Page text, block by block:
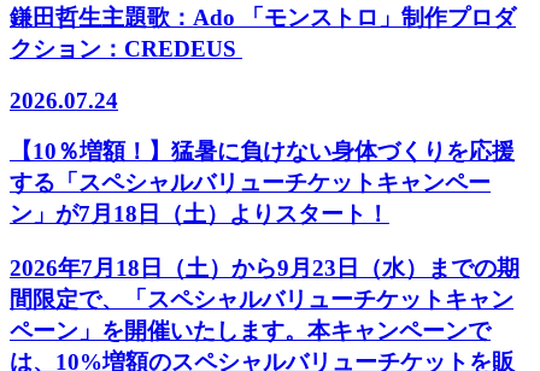
鎌田哲生主題歌：Ado 「モンストロ」制作プロダ
クション：CREDEUS
2026.07.24
【10％増額！】猛暑に負けない身体づくりを応援
する「スペシャルバリューチケットキャンペー
ン」が7月18日（土）よりスタート！
2026年7月18日（土）から9月23日（水）までの期
間限定で、「スペシャルバリューチケットキャン
ペーン」を開催いたします。本キャンペーンで
は、10%増額のスペシャルバリューチケットを販